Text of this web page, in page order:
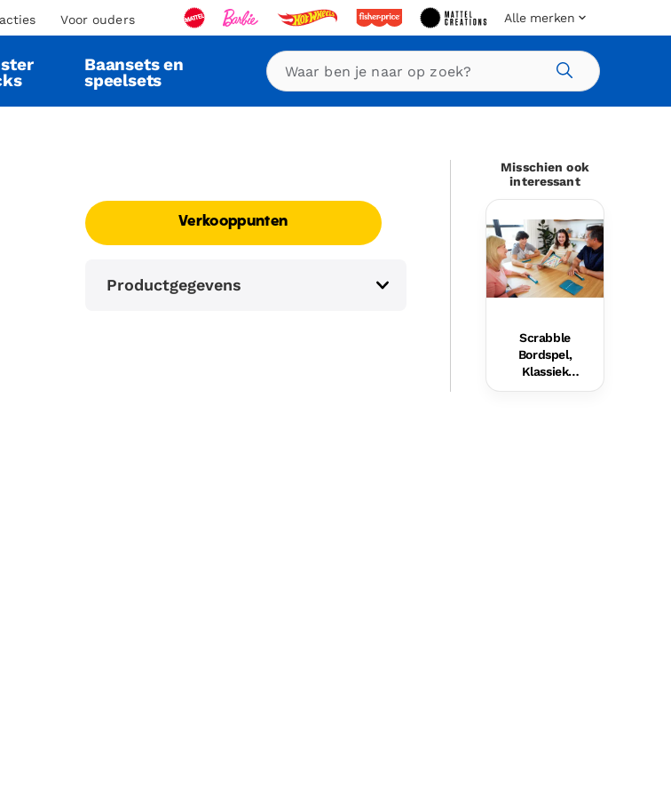
Voor ouders Alle merken
Baansets en
speelsets Zoeken
Verkooppunten
Productgegevens
Misschien ook
interessant
Scrabble
Bordspel,
Klassiek
Woordspel